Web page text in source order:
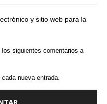
y sitio web para la
siguientes comentarios a
nueva entrada.